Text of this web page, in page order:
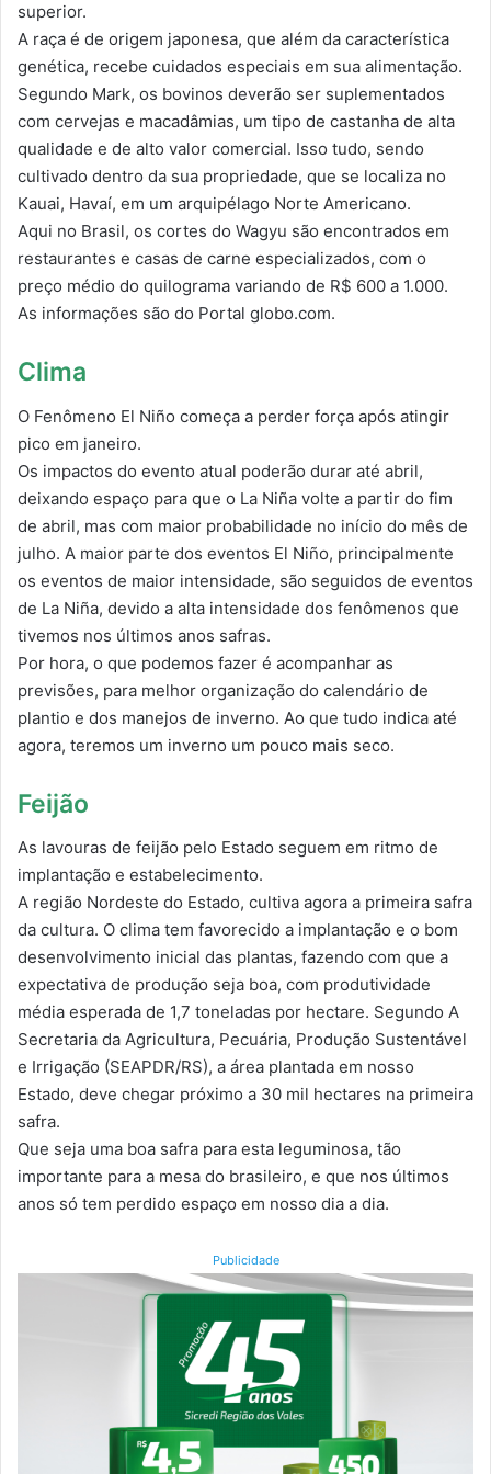
superior.
A raça é de origem japonesa, que além da característica
genética, recebe cuidados especiais em sua alimentação.
Segundo Mark, os bovinos deverão ser suplementados
com cervejas e macadâmias, um tipo de castanha de alta
qualidade e de alto valor comercial. Isso tudo, sendo
cultivado dentro da sua propriedade, que se localiza no
Kauai, Havaí, em um arquipélago Norte Americano.
Aqui no Brasil, os cortes do Wagyu são encontrados em
restaurantes e casas de carne especializados, com o
preço médio do quilograma variando de R$ 600 a 1.000.
As informações são do Portal globo.com.
Clima
O Fenômeno El Niño começa a perder força após atingir
pico em janeiro.
Os impactos do evento atual poderão durar até abril,
deixando espaço para que o La Niña volte a partir do fim
de abril, mas com maior probabilidade no início do mês de
julho. A maior parte dos eventos El Niño, principalmente
os eventos de maior intensidade, são seguidos de eventos
de La Niña, devido a alta intensidade dos fenômenos que
tivemos nos últimos anos safras.
Por hora, o que podemos fazer é acompanhar as
previsões, para melhor organização do calendário de
plantio e dos manejos de inverno. Ao que tudo indica até
agora, teremos um inverno um pouco mais seco.
Feijão
As lavouras de feijão pelo Estado seguem em ritmo de
implantação e estabelecimento.
A região Nordeste do Estado, cultiva agora a primeira safra
da cultura. O clima tem favorecido a implantação e o bom
desenvolvimento inicial das plantas, fazendo com que a
expectativa de produção seja boa, com produtividade
média esperada de 1,7 toneladas por hectare. Segundo A
Secretaria da Agricultura, Pecuária, Produção Sustentável
e Irrigação (SEAPDR/RS), a área plantada em nosso
Estado, deve chegar próximo a 30 mil hectares na primeira
safra.
Que seja uma boa safra para esta leguminosa, tão
importante para a mesa do brasileiro, e que nos últimos
anos só tem perdido espaço em nosso dia a dia.
Publicidade